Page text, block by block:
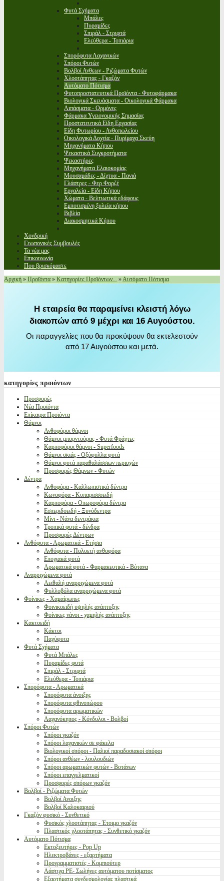
Φυτά Σχήματα
Μπάλες
Πυραμίδες
Σπιράλ - Στριφτά
Ελεύθερα - Τοπιάρια
Σπορόφυτα Λαχανικών
Σπόροι Φυτών
Βολβοί Ανθεων - Ριζώματα Φυτών
Χλοοτάπητας - Γκαζόν
Αυτόματο Πότισμα
Φυτοπροστατευτικά Προϊόντα - Φυτοφάρμακα
Βιολογικά Σκευάσματα - Οικολογικά Φάρμακα
Λιπάσματα - Ορμόνες
Φάρμακα Υγειονομικής Σημασίας
Προστατευτικά Είδη Εργασίας
Είδη Φυτωρίου - Ανθοπωλείου
Οικολογικά Δοχεία - Πυρίμαχα Σκεύη
Μηχανήματα Κήπου
Ψεκαστικά Συγκροτήματα
Ψεκαστήρες
Μηχανήματα Ελαιοκομίας
Μουσαμάδες - Δίχτυα - Πανιά
Γλάστρες - Φερ Φορζέ
Εργαλεία - Είδη Κήπου
Χώματα - Βελτιωτικά εδάφους
Εμποτισμένη ξυλεία κήπου
Βιβλία
Διακοσμητικά Κήπου
Χονδρική
Γεωπονικές Συμβουλές
Τα νέα μας
Επικοινωνία
Που βρισκόμαστε
Αρχική » Προϊόντα » Κατηγορίες Προϊόντων... »Αυτόματο Πότισμα
Η εταιρεία θα παραμείνει κλειστή λόγω
διακοπών από 9 μέχρι και 16 Αυγούστου.
Οι παραγγελίες που θα προκύψουν θα εκτελεστούν
από 17 Αυγούστου και μετά.
κατηγορίες προιόντων
Προσφορές
Νέα Προϊόντα
Επίκαιρα Προϊόντα
Θάμνοι
Ανθοφόροι θάμνοι
Θάμνοι μπορντούρας - Φυτά Φράχτες
Καρποφόροι θάμνοι - Superfoods
Θάμνοι σκιάς - Οξύφυλλα φυτά
Θάμνοι φυτά παραθαλάσσιων περιοχών
Προσφορές Θάμνων - Φυτών
Δέντρα
Ανθοφόρα - Καλλωπιστικά δέντρα
Κωνοφόρα - Κυπαρισσοειδή
Καρποφόρα - Οπωροφόρα δέντρα
Εσπεριδοειδή - Ξυνόδεντρα
Μίνι - Νάνα δεντράκια
Τροπικά φυτά - δένδρα
Προσφορές Δέντρων
Ανθόφυτα - Αρωματικά - Ετήσια
Ανθόφυτα - Πολυετή ανθοφόρα
Εποχιακά φυτά
Αρωματικά φυτά - Φαρμακευτικά - Βότανα
Αναρριχώμενα φυτά
Αειθαλή αναρριχώμενα φυτά
Φυλλοβόλα αναρριχώμενα φυτά
Φοίνικες - Χαμαίρωπες
Φοινικοειδή υψηλής ανάπτυξης
Φοίνικες νάνοι - χαμηλής ανάπτυξης
Κακτοειδή
Κάκτοι
Παχύφυτα
Φυτά Σχήματα
Φυτά Μπάλες
Πυραμίδες φυτά
Σπιράλ - Στριφτά
Ελεύθερα - Τοπιάρια
Σπορόφυτα - Αρωματικά
Σπορόφυτα άνοιξης
Σπορόφυτα φθινοπώρου
Σπορόφυτα αρωματικών
Λαχανόκηπος - Κόνδυλοι - Βολβοί
Σπόροι Φυτών
Σπόροι γκαζόν
Σπόροι λαχανικών σε φάκελα
Βιολογικοί σπόροι - Παλιοί παραδοσιακοί σπόροι
Σπόροι ανθέων - λουλουδιών
Σπόροι αρωματικών φυτών - Βοτάνων
Σπόροι επαγγελματικοί
Προσφορές σπόρων γκαζόν
Βολβοί - Ριζώματα Φυτών
Βολβοί Ανοιξης
Βολβοί Καλοκαιριού
Γκαζόν φυσικό - Συνθετικό
Φυσικός χλοοτάπητας - Έτοιμο γκαζόν
Πλαστικός χλοοτάπητας - Συνθετικό γκαζόν
Αυτόματο Πότισμα
Εκτοξευτήρες - Pop Up
Ηλεκτροβάνες - εξαρτήματα
Προγραμματιστές - Κομπιούτερ
Λάστιχα PE- Σωλήνες αυτόματου ποτίσματος
Εξαρτήματα συνδεσμολογίας πλαστικά